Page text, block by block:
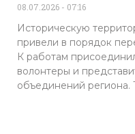
08.07.2026 07:16
Историческую
привели в порядок
К работам
волонтеры и
объединений региона.